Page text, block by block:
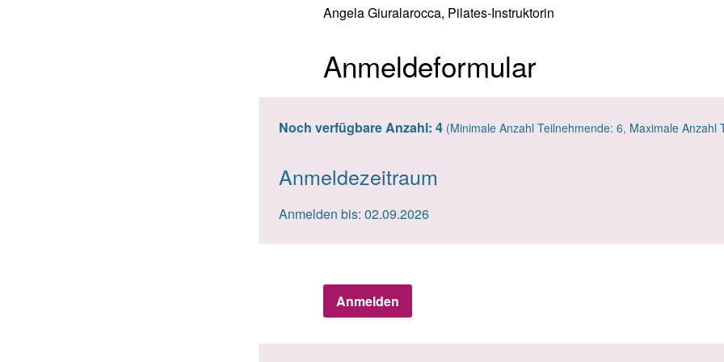
Angela Giuralarocca, Pilates-Instruktorin
Anmeldeformular
Noch verfügbare Anzahl: 4 (Minimale Anzahl Teilnehmende: 6, Maximale Anzahl
Anmeldezeitraum
Anmelden bis: 02.09.2026
Anmelden